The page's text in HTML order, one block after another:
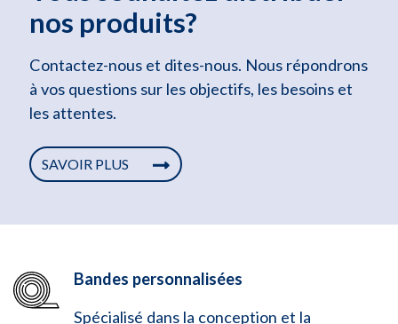
nos produits?
Contactez-nous et dites-nous. Nous répondrons
à vos questions sur les objectifs, les besoins et
les attentes.
SAVOIR PLUS
Bandes personnalisées
Spécialisé dans la conception et la